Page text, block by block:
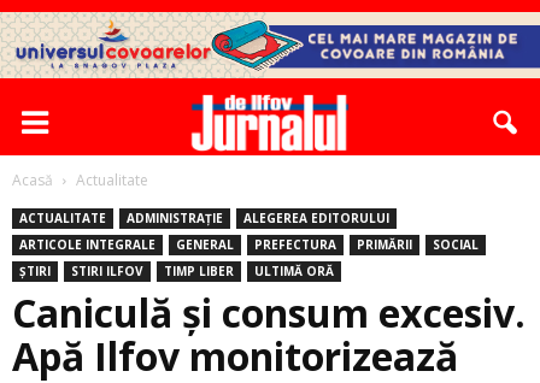
Acasă Actualitate
ACTUALITATE ADMINISTRAȚIE
ALEGEREA EDITORULUI
ARTICOLE INTEGRALE
GENERAL PREFECTURA PRIMĂRII
SOCIAL
ȘTIRI
STIRI ILFOV TIMP LIBER ULTIMĂ ORĂ
Caniculă și consum excesiv.
Apă Ilfov monitorizează